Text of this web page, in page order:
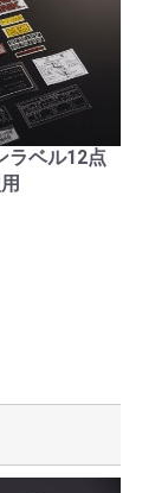
む
ラベル12点